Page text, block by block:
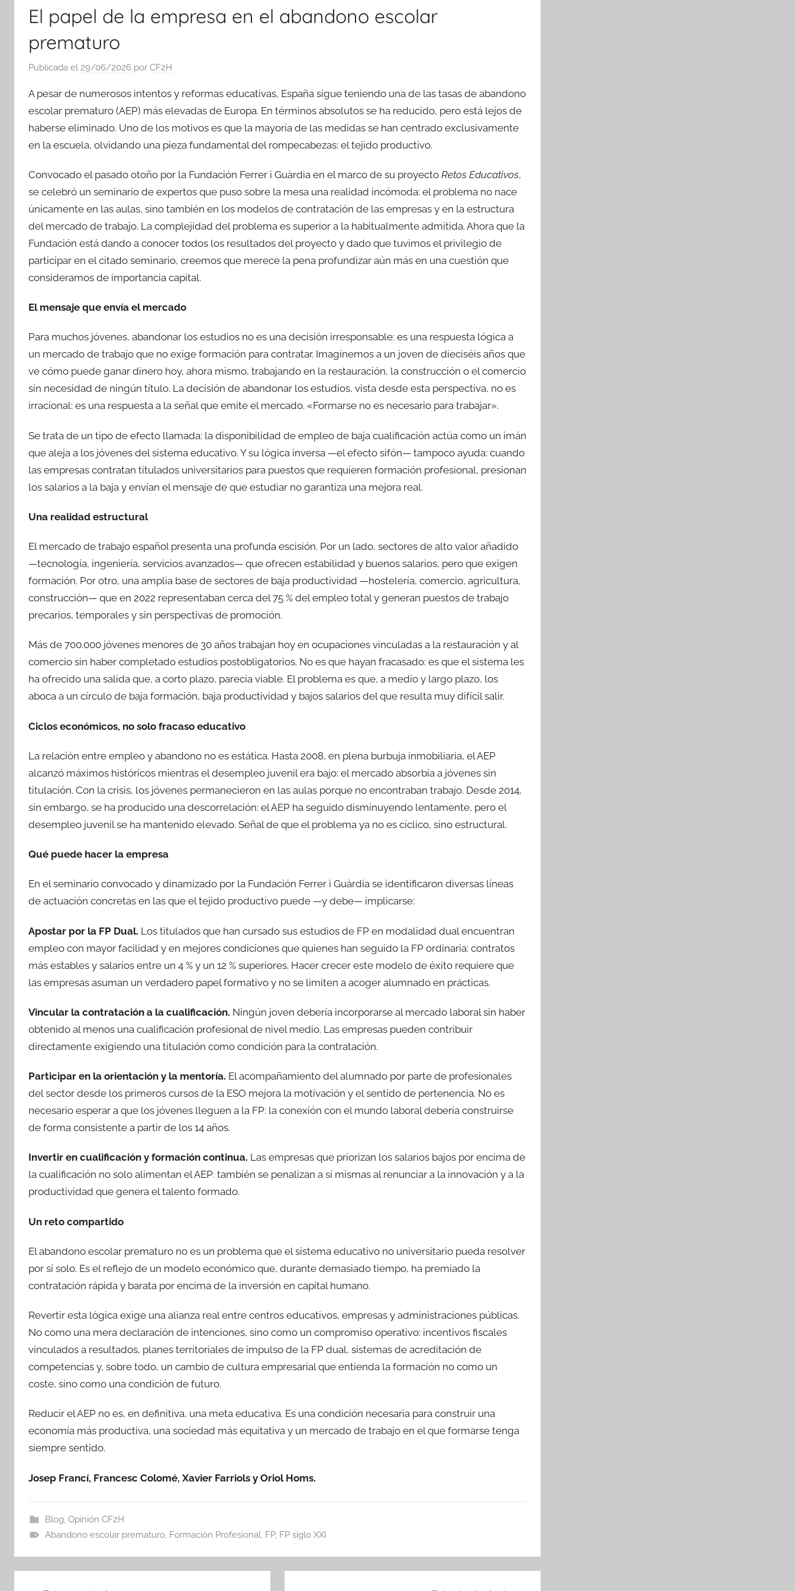
El papel de la empresa en el abandono escolar
prematuro
Publicada el 29/06/2026 por CF2H
A pesar de numerosos intentos y reformas educativas, España sigue teniendo una de las tasas de abandono
escolar prematuro (AEP) más elevadas de Europa. En términos absolutos se ha reducido, pero está lejos de
haberse eliminado. Uno de los motivos es que la mayoría de las medidas se han centrado exclusivamente
en la escuela, olvidando una pieza fundamental del rompecabezas: el tejido productivo.
Convocado el pasado otoño por la Fundación Ferrer i Guàrdia en el marco de su proyecto Retos Educativos,
se celebró un seminario de expertos que puso sobre la mesa una realidad incómoda: el problema no nace
únicamente en las aulas, sino también en los modelos de contratación de las empresas y en la estructura
del mercado de trabajo. La complejidad del problema es superior a la habitualmente admitida. Ahora que la
Fundación está dando a conocer todos los resultados del proyecto y dado que tuvimos el privilegio de
participar en el citado seminario, creemos que merece la pena profundizar aún más en una cuestión que
consideramos de importancia capital.
El mensaje que envía el mercado
Para muchos jóvenes, abandonar los estudios no es una decisión irresponsable: es una respuesta lógica a
un mercado de trabajo que no exige formación para contratar. Imaginemos a un joven de dieciséis años que
ve cómo puede ganar dinero hoy, ahora mismo, trabajando en la restauración, la construcción o el comercio
sin necesidad de ningún título. La decisión de abandonar los estudios, vista desde esta perspectiva, no es
irracional: es una respuesta a la señal que emite el mercado. «Formarse no es necesario para trabajar».
Se trata de un tipo de efecto llamada: la disponibilidad de empleo de baja cualificación actúa como un imán
que aleja a los jóvenes del sistema educativo. Y su lógica inversa —el efecto sifón— tampoco ayuda: cuando
las empresas contratan titulados universitarios para puestos que requieren formación profesional, presionan
los salarios a la baja y envían el mensaje de que estudiar no garantiza una mejora real.
Una realidad estructural
El mercado de trabajo español presenta una profunda escisión. Por un lado, sectores de alto valor añadido
—tecnología, ingeniería, servicios avanzados— que ofrecen estabilidad y buenos salarios, pero que exigen
formación. Por otro, una amplia base de sectores de baja productividad —hostelería, comercio, agricultura,
construcción— que en 2022 representaban cerca del 75 % del empleo total y generan puestos de trabajo
precarios, temporales y sin perspectivas de promoción.
Más de 700.000 jóvenes menores de 30 años trabajan hoy en ocupaciones vinculadas a la restauración y al
comercio sin haber completado estudios postobligatorios. No es que hayan fracasado: es que el sistema les
ha ofrecido una salida que, a corto plazo, parecía viable. El problema es que, a medio y largo plazo, los
aboca a un círculo de baja formación, baja productividad y bajos salarios del que resulta muy difícil salir.
Ciclos económicos, no solo fracaso educativo
La relación entre empleo y abandono no es estática. Hasta 2008, en plena burbuja inmobiliaria, el AEP
alcanzó máximos históricos mientras el desempleo juvenil era bajo: el mercado absorbía a jóvenes sin
titulación. Con la crisis, los jóvenes permanecieron en las aulas porque no encontraban trabajo. Desde 2014,
sin embargo, se ha producido una descorrelación: el AEP ha seguido disminuyendo lentamente, pero el
desempleo juvenil se ha mantenido elevado. Señal de que el problema ya no es cíclico, sino estructural.
Qué puede hacer la empresa
En el seminario convocado y dinamizado por la Fundación Ferrer i Guàrdia se identificaron diversas líneas
de actuación concretas en las que el tejido productivo puede —y debe— implicarse:
Apostar por la FP Dual. Los titulados que han cursado sus estudios de FP en modalidad dual encuentran
empleo con mayor facilidad y en mejores condiciones que quienes han seguido la FP ordinaria: contratos
más estables y salarios entre un 4 % y un 12 % superiores. Hacer crecer este modelo de éxito requiere que
las empresas asuman un verdadero papel formativo y no se limiten a acoger alumnado en prácticas.
Vincular la contratación a la cualificación. Ningún joven debería incorporarse al mercado laboral sin haber
obtenido al menos una cualificación profesional de nivel medio. Las empresas pueden contribuir
directamente exigiendo una titulación como condición para la contratación.
Participar en la orientación y la mentoría. El acompañamiento del alumnado por parte de profesionales
del sector desde los primeros cursos de la ESO mejora la motivación y el sentido de pertenencia. No es
necesario esperar a que los jóvenes lleguen a la FP: la conexión con el mundo laboral debería construirse
de forma consistente a partir de los 14 años.
Invertir en cualificación y formación continua. Las empresas que priorizan los salarios bajos por encima de
la cualificación no solo alimentan el AEP: también se penalizan a sí mismas al renunciar a la innovación y a la
productividad que genera el talento formado.
Un reto compartido
El abandono escolar prematuro no es un problema que el sistema educativo no universitario pueda resolver
por sí solo. Es el reflejo de un modelo económico que, durante demasiado tiempo, ha premiado la
contratación rápida y barata por encima de la inversión en capital humano.
Revertir esta lógica exige una alianza real entre centros educativos, empresas y administraciones públicas.
No como una mera declaración de intenciones, sino como un compromiso operativo: incentivos fiscales
vinculados a resultados, planes territoriales de impulso de la FP dual, sistemas de acreditación de
competencias y, sobre todo, un cambio de cultura empresarial que entienda la formación no como un
coste, sino como una condición de futuro.
Reducir el AEP no es, en definitiva, una meta educativa. Es una condición necesaria para construir una
economía más productiva, una sociedad más equitativa y un mercado de trabajo en el que formarse tenga
siempre sentido.
Josep Francí, Francesc Colomé, Xavier Farriols y Oriol Homs.
Blog Opinión CF2H
Abandono escolar prematuro, Formación Profesional FP, FP siglo XXI